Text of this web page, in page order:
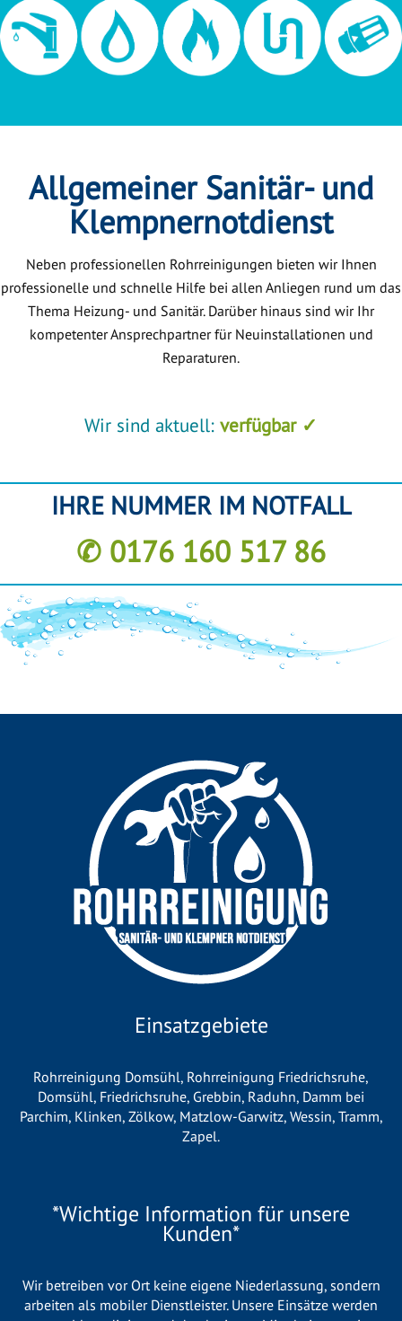
Allgemeiner Sanitär- und
Klempnernotdienst
Neben professionellen Rohrreinigungen bieten wir Ihnen
professionelle und schnelle Hilfe bei allen Anliegen rund um das
Thema Heizung- und Sanitär. Darüber hinaus sind wir Ihr
kompetenter Ansprechpartner für Neuinstallationen und
Reparaturen.
Wir sind aktuell: verfügbar ✓
IHRE NUMMER IM NOTFALL
✆ 0176 160 517 86
Einsatzgebiete
Rohrreinigung Domsühl, Rohrreinigung Friedrichsruhe,
Domsühl, Friedrichsruhe, Grebbin, Raduhn, Damm bei
Parchim, Klinken, Zölkow, Matzlow-Garwitz, Wessin, Tramm,
Zapel.
*Wichtige Information für unsere
Kunden*
Wir betreiben vor Ort keine eigene Niederlassung, sondern
arbeiten als mobiler Dienstleister. Unsere Einsätze werden